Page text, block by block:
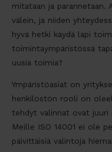
mitataan ja parannetaan.
välein, ja niiden
hyvä hetki käydä läpi
toimintaympäristössä
uusia toimia?
Ympäristöasiat on
henkilöstön rooli on
tehdyt valinnat ovat juuri
Meille ISO 14001 ei ole
päivittäisiä valintoja